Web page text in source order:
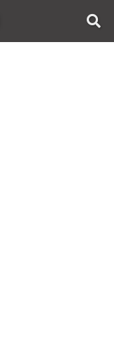
AppWereld